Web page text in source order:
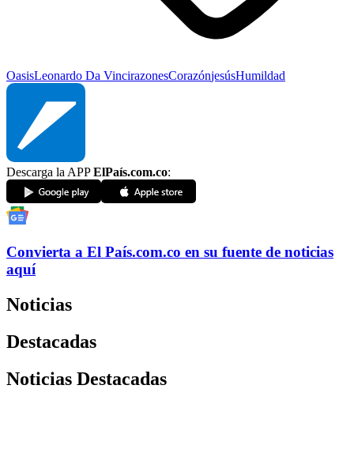
OasisLeonardo Da VincirazonesCorazónjesúsHumildad
Descarga la APPElPaís.com.co:
Convierta a El País.com.co en su fuente de noticias
aquí
Noticias
Destacadas
Noticias Destacadas